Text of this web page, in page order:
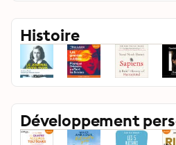
Histoire
Développement